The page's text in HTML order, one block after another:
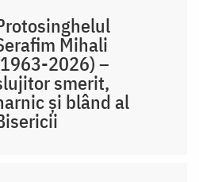
Mihali
2026) –
smerit,
și blând al